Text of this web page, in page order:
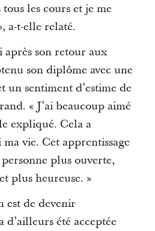
tous les cours et je me
a-t-elle relaté.
après son retour aux
son diplôme avec une
un sentiment d’estime de
« J’ai beaucoup aimé
expliqué. Cela a
vie. Cet apprentissage
plus ouverte,
plus heureuse. »
est de devenir
été acceptée